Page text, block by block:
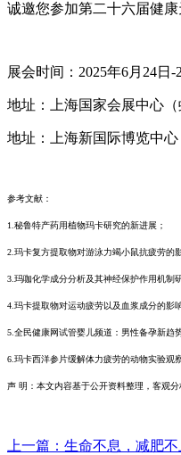
诚邀您参加第二十六届健
展会时间：2025年6月24日-
地址：上海国家会展中心（
地址：上海新国际博览中
参考文献：
1.秘鲁特产药用植物玛卡研究的新进展；
2.玛卡复方提取物对游泳力竭小鼠抗疲劳的
3.玛咖化学成分分析及其神经保护作用机制
4.玛卡提取物对运动疲劳以及血浆成分的影
5.全民健康网试管婴儿频道：男性备孕新趋
6.玛卡西洋参片缓解体力疲劳的动物实验观
声 明：本文内容基于公开资料整理，客观
上一篇： 生命不息，减肥